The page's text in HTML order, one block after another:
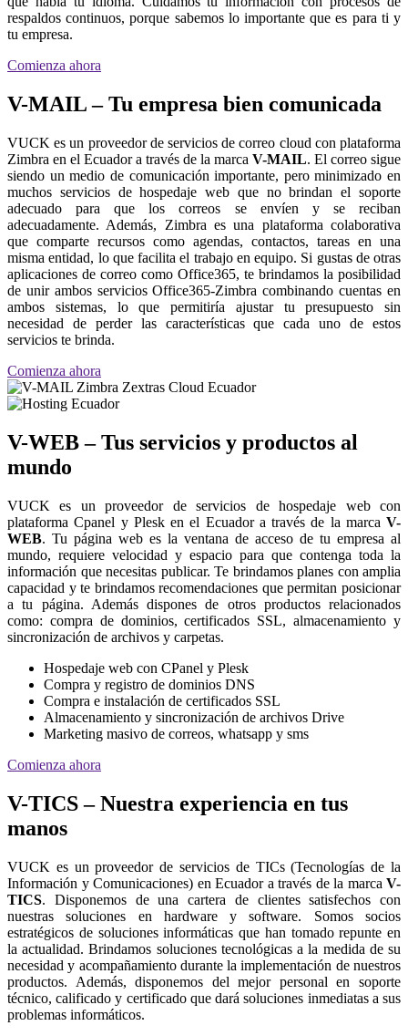
respaldos continuos, porque sabemos lo importante que es para ti y
tu empresa.
Comienza ahora
V-MAIL – Tu empresa bien comunicada
VUCK es un proveedor de servicios de correo cloud con plataforma
Zimbra en el Ecuador a través de la marca V-MAIL. El correo sigue
siendo un medio de comunicación importante, pero minimizado en
muchos servicios de hospedaje web que no brindan el soporte
adecuado para que los correos se envíen y se reciban
adecuadamente. Además, Zimbra es una plataforma colaborativa
que comparte recursos como agendas, contactos, tareas en una
misma entidad, lo que facilita el trabajo en equipo. Si gustas de otras
aplicaciones de correo como Office365, te brindamos la posibilidad
de unir ambos servicios Office365-Zimbra combinando cuentas en
ambos sistemas, lo que permitiría ajustar tu presupuesto sin
necesidad de perder las características que cada uno de estos
servicios te brinda.
Comienza ahora
V-WEB – Tus servicios y productos al
mundo
VUCK es un proveedor de servicios de hospedaje web con
plataforma Cpanel y Plesk en el Ecuador a través de la marca V-
WEB. Tu página web es la ventana de acceso de tu empresa al
mundo, requiere velocidad y espacio para que contenga toda la
información que necesitas publicar. Te brindamos planes con amplia
capacidad y te brindamos recomendaciones que permitan posicionar
a tu página. Además dispones de otros productos relacionados
como: compra de dominios, certificados SSL, almacenamiento y
sincronización de archivos y carpetas.
Hospedaje web con CPanel y Plesk
Compra y registro de dominios DNS
Compra e instalación de certificados SSL
Almacenamiento y sincronización de archivos Drive
Marketing masivo de correos, whatsapp y sms
Comienza ahora
V-TICS – Nuestra experiencia en tus
manos
VUCK es un proveedor de servicios de TICs (Tecnologías de la
Información y Comunicaciones) en Ecuador a través de la marca V-
TICS. Disponemos de una cartera de clientes satisfechos con
nuestras soluciones en hardware y software. Somos socios
estratégicos de soluciones informáticas que han tomado repunte en
la actualidad. Brindamos soluciones tecnológicas a la medida de su
necesidad y acompañamiento durante la implementación de nuestros
productos. Además, disponemos del mejor personal en soporte
técnico, calificado y certificado que dará soluciones inmediatas a sus
problemas informáticos.